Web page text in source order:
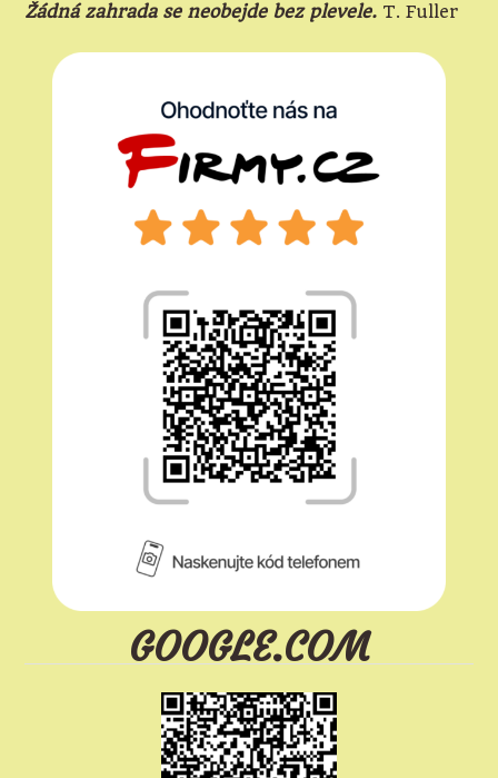
Žádná zahrada se neobejde bez plevele. T. Fuller
GOOGLE.COM